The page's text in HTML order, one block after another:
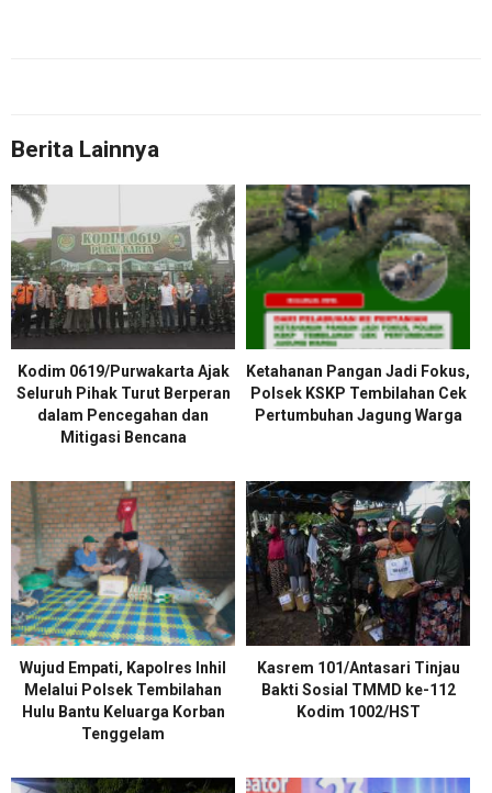
Berita Lainnya
Kodim 0619/Purwakarta Ajak
Seluruh Pihak Turut Berperan
dalam Pencegahan dan
Mitigasi Bencana
Ketahanan Pangan Jadi Fokus,
Polsek KSKP Tembilahan Cek
Pertumbuhan Jagung Warga
Wujud Empati, Kapolres Inhil
Melalui Polsek Tembilahan
Hulu Bantu Keluarga Korban
Tenggelam
Kasrem 101/Antasari Tinjau
Bakti Sosial TMMD ke-112
Kodim 1002/HST